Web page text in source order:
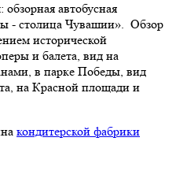
автобусная
- столица Чувашии». Обзор
исторической
и балета, вид на
в парке Победы, вид
на Красной площади и
кондитерской фабрики